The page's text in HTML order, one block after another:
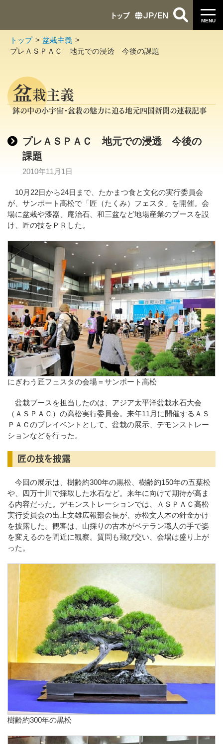
MENU
トップ JP/EN
トップ
盆栽主義
プレＡＳＰＡＣ 地元での浸透 今後の課題
盆栽主義
鉢の中の小宇宙・盆栽の魅力に迫る地元四国新聞の連載記事
プレＡＳＰＡＣ 地元での浸透 今後の
課題
2010年11月1日
10月22日から24日まで、たかまつ食と文化の実行委員会
が、サンポート高松で「匠（たくみ）フェスタ」を開催。会
場に盆栽や漆器、庵治石、和三盆など地場産業のブースを設
け、匠の技をＰＲした。
にぎわう匠フェスタの会場＝サンポート高松
盆栽ブースを担当したのは、アジア太平洋盆栽水石大会
（ＡＳＰＡＣ）の高松実行委員会。来年11月に開催するＡＳ
ＰＡＣのプレイベントとして、盆栽の展示、デモンストレー
ションなどを行った。
匠の技を披露
今回の展示は、樹齢約300年の黒松、樹齢約150年の五葉松
や、四万十川で採取した水石など。来年に向けて期待が高ま
る内容だった。デモンストレーションでは、ＡＳＰＡＣ高松
実行委員会の出上文雄広報部会長が、赤松文人木の針金かけ
を披露した。観客は、山採りの古木がベテラン職人の手で姿
を変えるのを間近に観察。質問も飛び交い、会場は盛り上が
った。
樹齢約300年の黒松